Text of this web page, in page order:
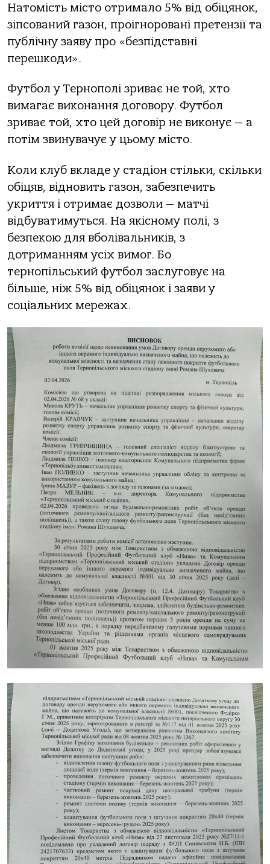
Натомість місто отримало 5% від обіцянок,
зіпсований газон, проігноровані претензії та
публічну заяву про «безпідставні
перешкоди».
Футбол у Тернополі зриває не той, хто
вимагає виконання договору. Футбол
зриває той, хто цей договір не виконує — а
потім звинувачує у цьому місто.
Коли клуб вкладе у стадіон стільки, скільки
обіцяв, відновить газон, забезпечить
укриття і отримає дозволи — матчі
відбуватимуться. На якісному полі, з
безпекою для вболівальників, з
дотриманням усіх вимог. Бо
тернопільський футбол заслуговує на
більше, ніж 5% від обіцянок і заяви у
соціальних мережах.